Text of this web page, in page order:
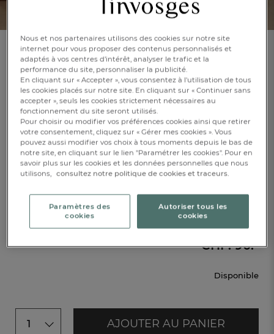
FR DE
AT
BE
CH
Housse de couette
Nuances de vert
Réf : 994648401
Caractéristique :
Housse de couette 1 pers.
260x240cm
Disponible
CHF. 90.-
1 AJOUTER AU PANIER
Nous et nos partenaires utilisons des cookies sur notre site
internet pour vous proposer des contenus personnalisés et
adaptés à vos centres d’intérêt, analyser le trafic et la
performance du site, personnaliser la publicité.
En cliquant sur « Accepter », vous consentez à l'utilisation de tous
les cookies placés sur notre site. En cliquant sur « Continuer sans
accepter », seuls les cookies strictement nécessaires au
fonctionnement du site seront utilisés.
Pour choisir ou modifier vos préférences cookies ainsi que retirer
votre consentement, cliquez sur « Gérer mes cookies ». Vous
pouvez aussi modifier vos choix à tous moments depuis le bas de
notre site, en cliquant sur le lien "Paramétrer les cookies". Pour en
savoir plus sur les cookies et les données personnelles que nous
utilisons, consultez notre politique de cookies et traceurs.
Paramètres des
cookies
Autoriser tous les
cookies